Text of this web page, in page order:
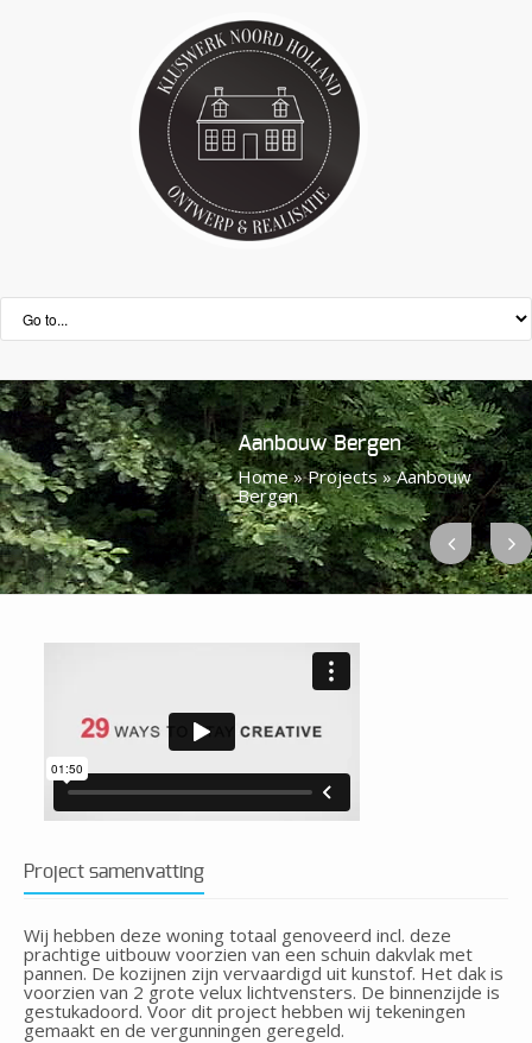
Aanbouw Bergen
Home »Projects»Aanbouw
Bergen
Project samenvatting
Wij hebben deze woning totaal genoveerd incl. deze
prachtige uitbouw voorzien van een schuin dakvlak met
pannen. De kozijnen zijn vervaardigd uit kunstof. Het dak is
voorzien van 2 grote velux lichtvensters. De binnenzijde is
gestukadoord. Voor dit project hebben wij tekeningen
gemaakt en de vergunningen geregeld.